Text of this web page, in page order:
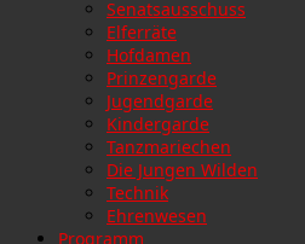
Senatsausschuss
Elferräte
Hofdamen
Prinzengarde
Jugendgarde
Kindergarde
Tanzmariechen
Die Jungen Wilden
Technik
Ehrenwesen
Programm